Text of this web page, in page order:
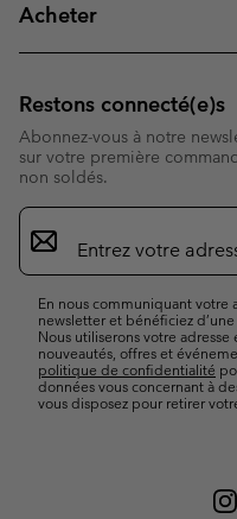
Acheter
Restons connecté(e)s
Abonnez-vous à notre
sur votre première
non soldés.
Inscription
par
e-
En nous communiquant votre
newsletter et bénéficiez
Nous utiliserons votre
nouveautés, offres et
politique de confidentialité
données vous concernant à
vous disposez pour retirer